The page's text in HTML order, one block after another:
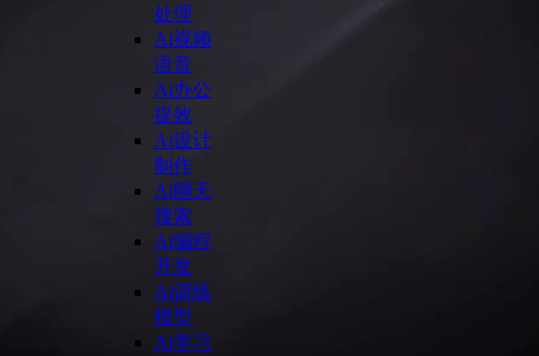
处理
Ai视频
语音
Ai办公
提效
Ai设计
制作
Ai聊天
搜索
Ai编程
开发
Ai训练
模型
Ai学习